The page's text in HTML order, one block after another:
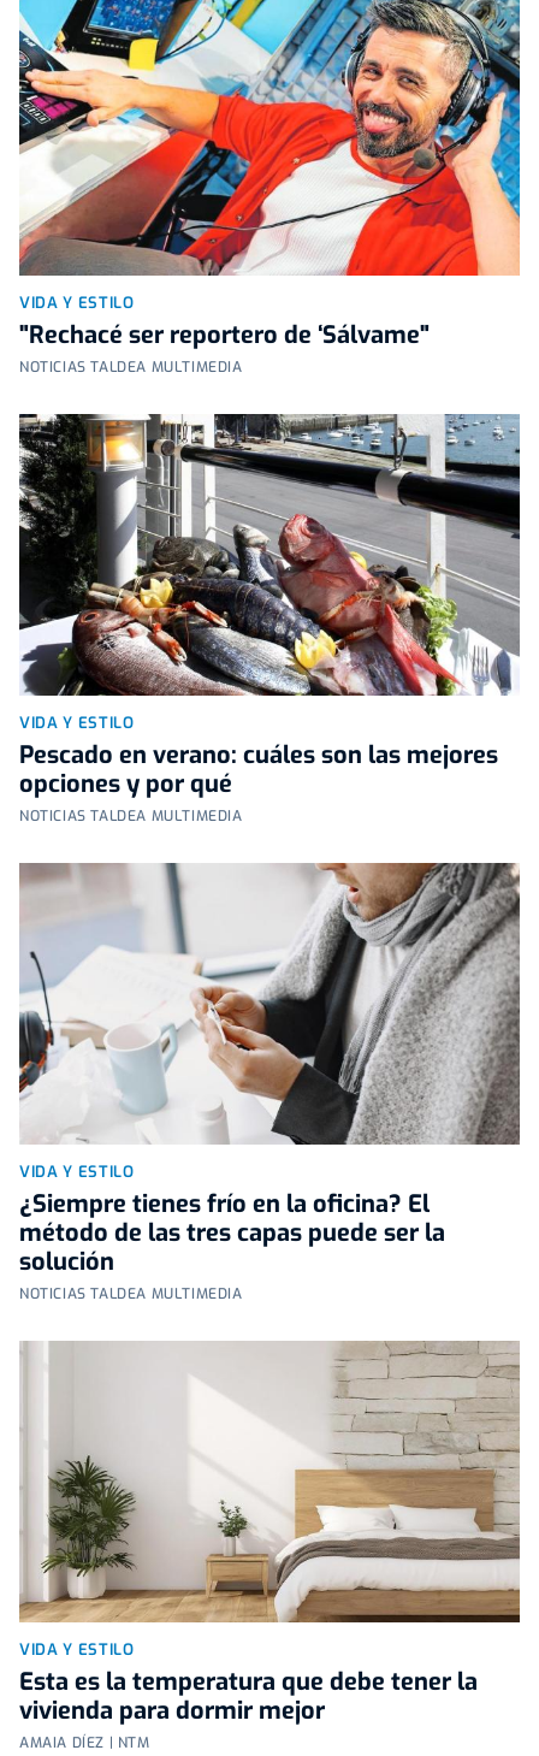
VIDA Y ESTILO
"Rechacé ser reportero de ‘Sálvame"
NOTICIAS TALDEA MULTIMEDIA
VIDA Y ESTILO
Pescado en verano: cuáles son las mejores
opciones y por qué
NOTICIAS TALDEA MULTIMEDIA
VIDA Y ESTILO
¿Siempre tienes frío en la oficina? El
método de las tres capas puede ser la
solución
NOTICIAS TALDEA MULTIMEDIA
VIDA Y ESTILO
Esta es la temperatura que debe tener la
vivienda para dormir mejor
AMAIA DÍEZ | NTM